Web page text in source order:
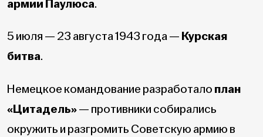
армии Паулюса.
5 июля — 23 августа 1943 года — Курская
битва.
Немецкое командование разработало план
«Цитадель»— противники собирались
окружить и разгромить Советскую армию в